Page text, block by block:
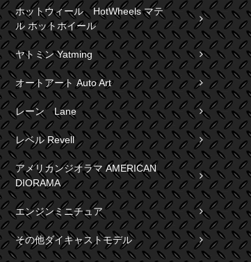
ホットウィール HotWheels マテ
ル ホットホイール
ヤトミン Yatming
オートアート Auto Art
レーン Lane
レベル Revell
アメリカンジオラマ AMERICAN
DIORAMA
エンジンミニチュア
その他ダイキャストモデル